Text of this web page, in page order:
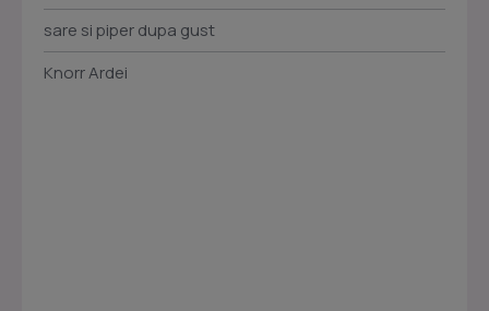
sare si piper dupa gust
Knorr Ardei